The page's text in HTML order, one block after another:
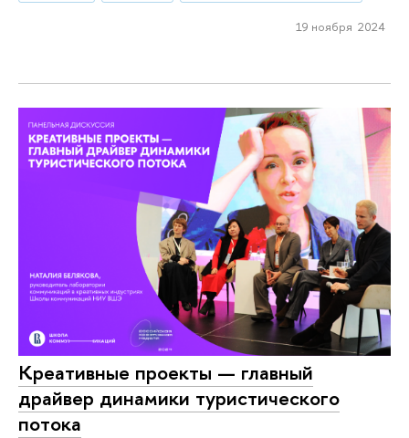
19 ноября 2024
Креативные проекты — главный
драйвер динамики туристического
потока